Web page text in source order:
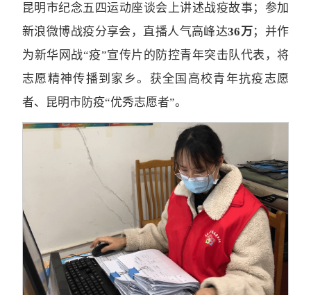
昆明市纪念五四运动座谈会上讲述战疫故事；参加
新浪微博战疫分享会，直播人气高峰达36万；并作
为新华网战“疫”宣传片的防控青年突击队代表，将
志愿精神传播到家乡。获全国高校青年抗疫志愿
者、昆明市防疫“优秀志愿者”。